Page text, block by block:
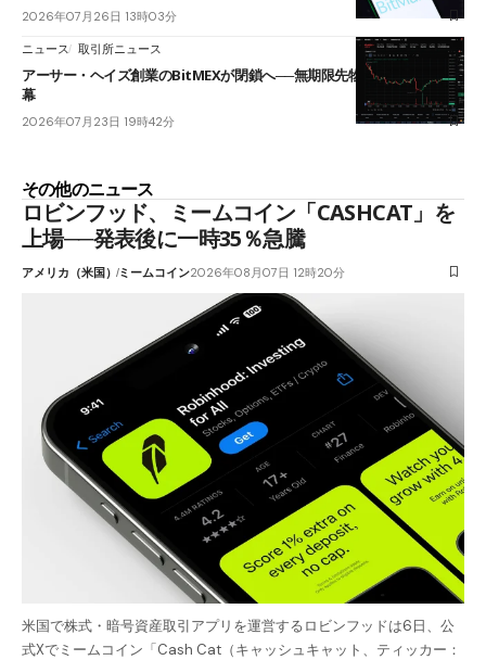
2026年07月26日 13時03分
ニュース 取引所ニュース
アーサー・ヘイズ創業のBitMEXが閉鎖へ──無期限先物を生んだ11年に
幕
2026年07月23日 19時42分
その他のニュース
ロビンフッド、ミームコイン「CASHCAT」を
上場──発表後に一時35％急騰
アメリカ（米国）ミームコイン2026年08月07日 12時20分
米国で株式・暗号資産取引アプリを運営するロビンフッドは6日、公
式Xでミームコイン「Cash Cat（キャッシュキャット、ティッカー：